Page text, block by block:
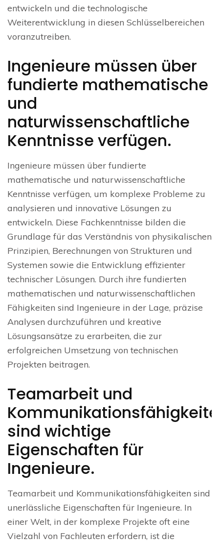
entwickeln und die technologische
Weiterentwicklung in diesen Schlüsselbereichen
voranzutreiben.
Ingenieure müssen über
fundierte mathematische
und
naturwissenschaftliche
Kenntnisse verfügen.
Ingenieure müssen über fundierte
mathematische und naturwissenschaftliche
Kenntnisse verfügen, um komplexe Probleme zu
analysieren und innovative Lösungen zu
entwickeln. Diese Fachkenntnisse bilden die
Grundlage für das Verständnis von physikalischen
Prinzipien, Berechnungen von Strukturen und
Systemen sowie die Entwicklung effizienter
technischer Lösungen. Durch ihre fundierten
mathematischen und naturwissenschaftlichen
Fähigkeiten sind Ingenieure in der Lage, präzise
Analysen durchzuführen und kreative
Lösungsansätze zu erarbeiten, die zur
erfolgreichen Umsetzung von technischen
Projekten beitragen.
Teamarbeit und
sind wichtige
Eigenschaften für
Ingenieure.
Teamarbeit und Kommunikationsfähigkeiten sind
unerlässliche Eigenschaften für Ingenieure. In
einer Welt, in der komplexe Projekte oft eine
Vielzahl von Fachleuten erfordern, ist die